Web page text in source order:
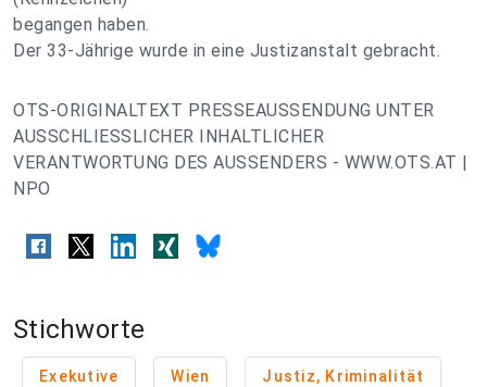
begangen haben.
Der 33-Jährige wurde in eine Justizanstalt gebracht.
OTS-ORIGINALTEXT PRESSEAUSSENDUNG UNTER
AUSSCHLIESSLICHER INHALTLICHER
VERANTWORTUNG DES AUSSENDERS - WWW.OTS.AT |
NPO
Stichworte
Exekutive Wien Justiz, Kriminalität